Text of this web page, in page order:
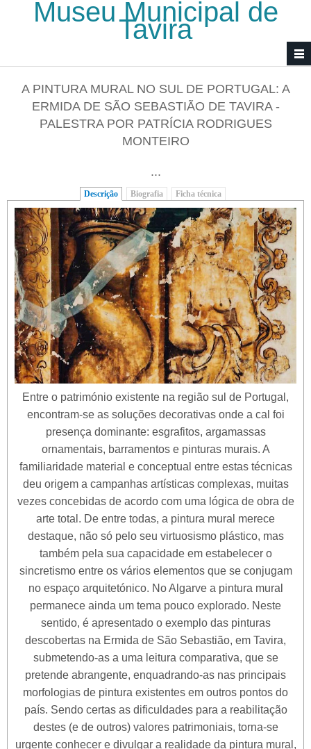
Passar para o conteúdo principal
Museu Municipal de
Tavira
A PINTURA MURAL NO SUL DE PORTUGAL: A
ERMIDA DE SÃO SEBASTIÃO DE TAVIRA -
PALESTRA POR PATRÍCIA RODRIGUES
MONTEIRO
...
Descrição (separador ativo)
Biografia Ficha técnica
Entre o património existente na região sul de Portugal,
encontram-se as soluções decorativas onde a cal foi
presença dominante: esgrafitos, argamassas
ornamentais, barramentos e pinturas murais. A
familiaridade material e conceptual entre estas técnicas
deu origem a campanhas artísticas complexas, muitas
vezes concebidas de acordo com uma lógica de obra de
arte total. De entre todas, a pintura mural merece
destaque, não só pelo seu virtuosismo plástico, mas
também pela sua capacidade em estabelecer o
sincretismo entre os vários elementos que se conjugam
no espaço arquitetónico. No Algarve a pintura mural
permanece ainda um tema pouco explorado. Neste
sentido, é apresentado o exemplo das pinturas
descobertas na Ermida de São Sebastião, em Tavira,
submetendo-as a uma leitura comparativa, que se
pretende abrangente, enquadrando-as nas principais
morfologias de pintura existentes em outros pontos do
país. Sendo certas as dificuldades para a reabilitação
destes (e de outros) valores patrimoniais, torna-se
urgente conhecer e divulgar a realidade da pintura mural,